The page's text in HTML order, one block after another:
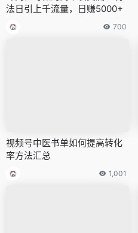
法日引上千流量，日赚5000+
700
视频号中医书单如何提高转化
率方法汇总
1,001